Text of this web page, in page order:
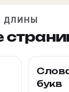
ДЛИНЫ
букв